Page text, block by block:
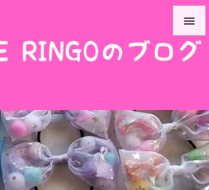



前へ

次へ